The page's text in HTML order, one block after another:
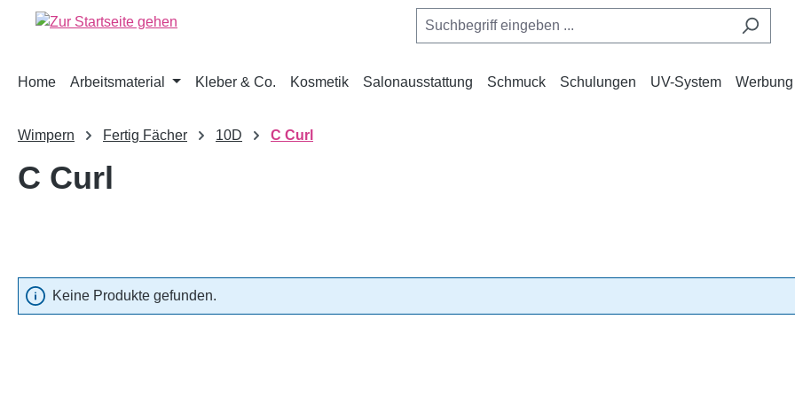
Zur Hauptnavigation springen
Home Arbeitsmaterial Kleber & Co. Kosmetik Salonausstattung Schmuck Schulungen UV-System Werbung
Wimpern Fertig Fächer 10D C Curl
C Curl
Keine Produkte gefunden.